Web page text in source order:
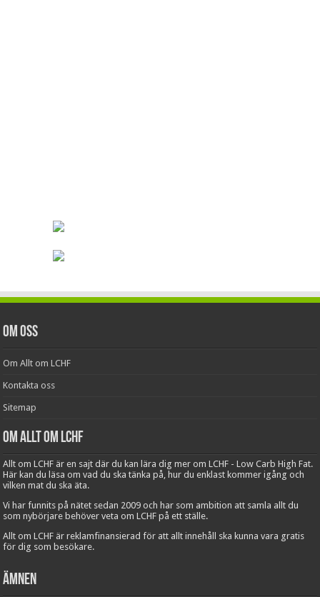
Om oss
Om Allt om LCHF
Kontakta oss
Sitemap
Om Allt om LCHF
Allt om LCHF är en sajt där du kan lära dig mer om LCHF - Low Carb High Fat.
Här kan du läsa om vad du ska tänka på, hur du enklast kommer igång och
vilken mat du ska äta.
Vi har funnits på nätet sedan 2009 och har som ambition att samla allt du
som nybörjare behöver veta om LCHF på ett ställe.
Allt om LCHF är reklamfinansierad för att allt innehåll ska kunna vara gratis
för dig som besökare.
Ämnen